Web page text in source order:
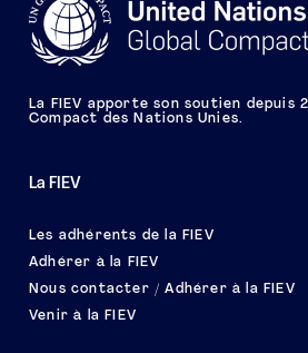
La FIEV
Les adhérents de la FIEV
Adhérer à la FIEV
Nous contacter / Adhérer à la FIEV
Venir à la FIEV
La FIEV apporte son soutien depuis
Compact des Nations Unies.